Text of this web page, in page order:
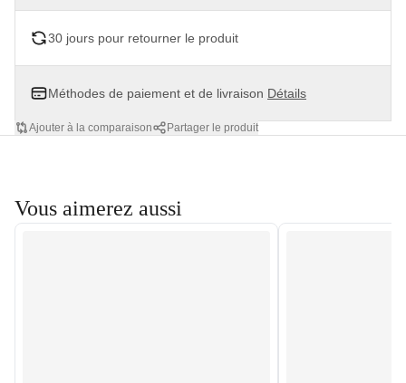
30 jours pour retourner le produit
Méthodes de paiement et de livraison Détails
Ajouter à la comparaison Partager le produit
Vous aimerez aussi